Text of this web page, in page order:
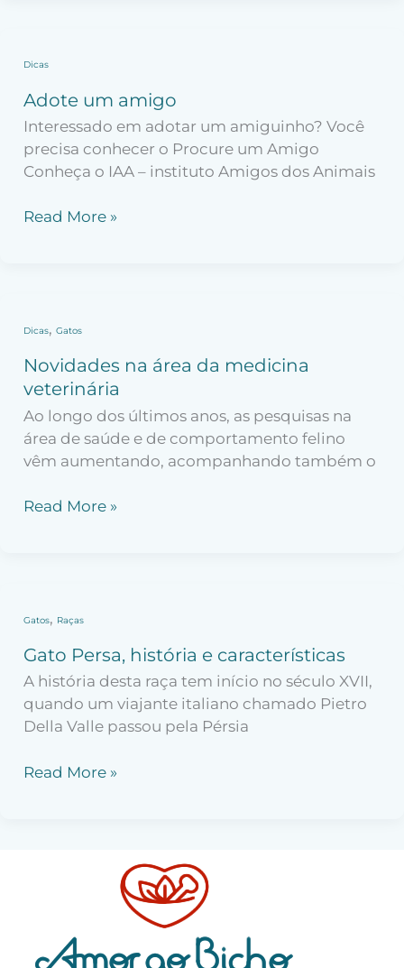
Dicas
Adote um amigo
Interessado em adotar um amiguinho? Você
precisa conhecer o Procure um Amigo
Conheça o IAA – instituto Amigos dos Animais
Adote
amigo
Read More »
Dicas, Gatos
Novidades na área da medicina
veterinária
Ao longo dos últimos anos, as pesquisas na
área de saúde e de comportamento felino
vêm aumentando, acompanhando também o
Novidades
área
da
medicina
veterinária
Read More »
Gatos, Raças
Gato Persa, história e características
A história desta raça tem início no século XVII,
quando um viajante italiano chamado Pietro
Della Valle passou pela Pérsia
Gato
história
e
características
Read More »